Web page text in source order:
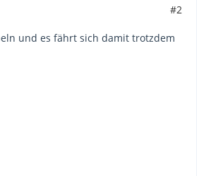
#2
und es fährt sich damit trotzdem